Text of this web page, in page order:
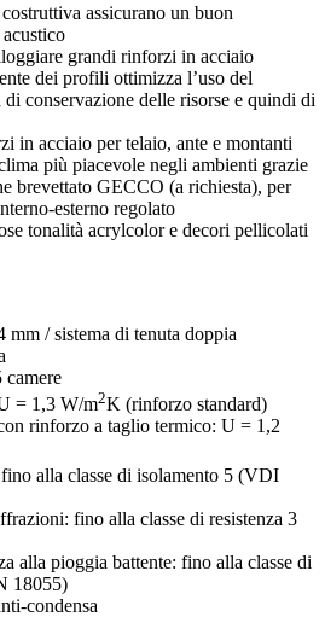
assicurano un buon
grandi rinforzi in acciaio
dei profili ottimizza l’uso del
di conservazione delle risorse e quindi di
in acciaio per telaio, ante e montanti
più piacevole negli ambienti grazie
brevettato GECCO (a richiesta), per
esterno regolato
tonalità acrylcolor e decori pellicolati
/ sistema di tenuta doppia
camere
= 1,3 W/m2K (rinforzo standard)
rinforzo a taglio termico: U = 1,2
alla classe di isolamento 5 (VDI
fino alla classe di resistenza 3
alla pioggia battente: fino alla classe di
18055)
condensa